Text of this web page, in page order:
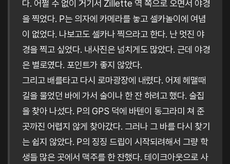
다. 어쩔 수 없이 거기서 Zillette 역 쪽으로 오면서 야경
을 찍었다. P는 의자에 카메라를 놓고 셀카놀이에 여념
이 없었다. 나보고도 셀카나 찍으라고 한다. 난 멋진 야
경을 찍고 싶었다. 내사진은 넘치게도 많았다. 근데 야경
은 별로였다. 포인트가 좋지 않았다.
그리고 배를타고 다시 로마광장에 내렸다. 어제 헤맬때
길을 물었던 바에 가서 술이나 한 잔 하려고 했다. 술집
을 찾아 나섰다. P의 GPS 덕에 바텐이 동그라미 쳐 준
곳까진 어렵지 않게 찾아갔다. 그러나 그 바를 다시 찾기
는 쉽지 않았다. P의 징징 드립이 시작되려해서 그량 학
생들 많은 곳에서 맥주를 한 잔했다. 테이크아웃으로 사